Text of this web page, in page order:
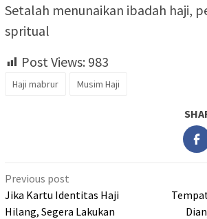
Setalah menunaikan ibadah haji,
spritual
Post Views: 983
Haji mabrur Musim Haji
Post
navigation
Previous post
Jika Kartu Identitas Haji
Hilang, Segera Lakukan